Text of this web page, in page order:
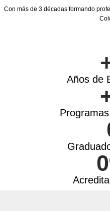
Con más de 3 décadas formando
Años de
0